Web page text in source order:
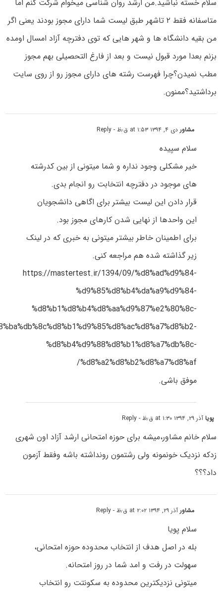
سلام خسته نباشید.من ارشد روان شناسی میخوام شرکت کنم اما
متاسفانه فقط ۲ تاشهر طبق لیست شما دارای مجوز بودند یعنی اگر
من بقیه دانشگاه ها و شهر هایی که توی دفترچه آزاد امسال اومده
بزنم بعدا مورد قبول نیست و بعد از فارغ التحصیلی بهم مجوز
مطب نمیدن؟چرا فهرست رشته های دارای مجوز رو از روی سایت
برداشتید؟ممنون.
مشاوردی ۴, ۱۳۹۴ at ۱:۵۳ ق٫ظ - Reply
سلام سپیده
خیر مشکلی وجود نداره و شما میتونی از بین کدرشته
های موجود در دفترچه انتخابت رو انجام بدی.
قرار دادن این لیست بیشتر برای اگاهی دانشجویان
این واحدها از نهایی شدن کارهای مجوز بود.
برای اطمینان خاطر بیشتر میتونی به خبری که در لینک
زیر گذاشته شده هم مراجعه کنی.
https://mastertest.ir/1394/09/%d8%ad%d9%84-
%d9%85%d8%b4%da%a9%d9%84-
%d8%b1%d8%b4%d8%aa%d9%87%e2%80%8c-
%d8%b4%d9%88%d8%b1%d8%a7%db%8c-
%d8%a2%d8%b2%d8%a7%d8%af/
موفق باشی.
پویاآذر ۲۹, ۱۳۹۴ at ۱:۳۰ ق٫ظ - Reply
سلام خانم مشاور،میشه برای حوزه امتحانی ارشد آزاد اون شهری
زدکه نزدیک خونمونه ولی رشتمون رونداشته باشه وفقط آزمون
داد؟؟؟
مشاورآذر ۲۹, ۱۳۹۴ at ۲:۰۲ ق٫ظ - Reply
سلام پویا
بله در اصل هدف از انتخاب محدوده حوزه امتحانی،
سهولت در رفت و امد شما در روز امتحانه.
میتونی نزدیکترین محدوده به سکونتت رو انتخاب